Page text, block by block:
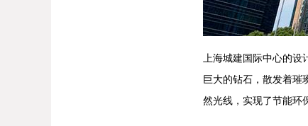
上海城建国际中心的
巨大的钻石，散发着璀
然光线，实现了节能环